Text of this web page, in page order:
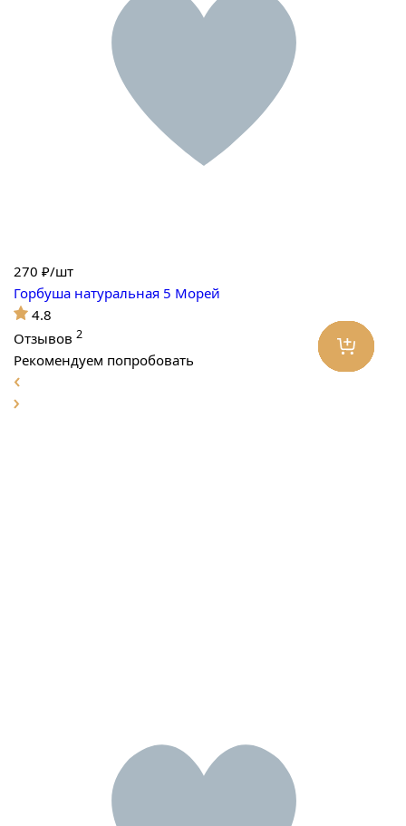
270 ₽/шт
Горбуша натуральная 5 Морей
4.8
Отзывов 2
Рекомендуем попробовать